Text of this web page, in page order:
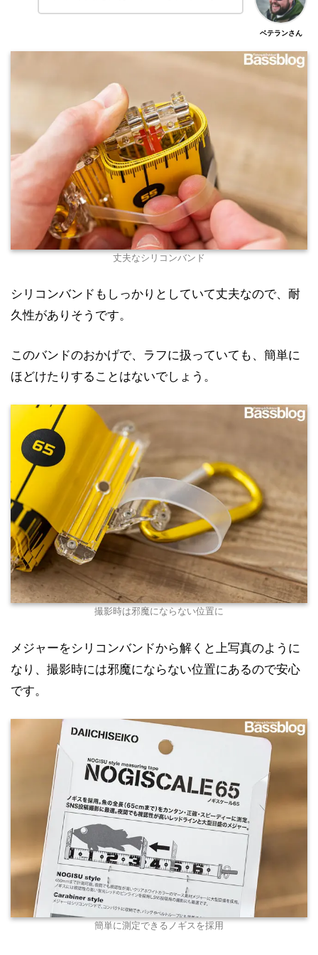
ベテランさん
丈夫なシリコンバンド
シリコンバンドもしっかりとしていて丈夫なので、耐
久性がありそうです。
このバンドのおかげで、ラフに扱っていても、簡単に
ほどけたりすることはないでしょう。
撮影時は邪魔にならない位置に
メジャーをシリコンバンドから解くと上写真のように
なり、撮影時には邪魔にならない位置にあるので安心
です。
簡単に測定できるノギスを採用